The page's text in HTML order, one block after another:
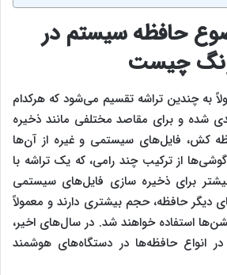
حافظه سیستم در
چیست
به چندین تراشه تقسیم می‌شود که هرکدام
شده و برای مقاصد مختلفی مانند ذخیره
کش، فایل‌های سیستمی و غیره از آن‌ها
از ترکیب چند رامی، که یک تراشه با
برای ذخیره ‌سازی فایل‌های سیستمی
دیگر حافظه، حجم بیشتری دارند و معمولاً
استفاده خواهند شد. در سال‌های اخیر،
انواع حافظه‌ها در دستگاه‌های هوشمند